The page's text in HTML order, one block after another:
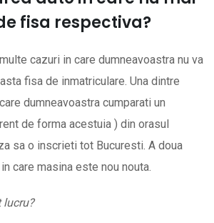
fisa respectiva?
cazuri in care dumneavoastra nu va
fisa de inmatriculare. Una dintre
dumneavoastra cumparati un
de forma acestuia ) din orasul
sa o inscrieti tot Bucuresti. A doua
care masina este nou nouta.
lucru?